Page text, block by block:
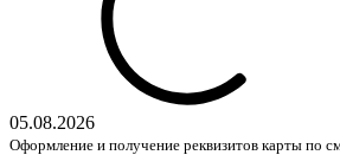
05.08.2026
Оформление и получение реквизитов карты по